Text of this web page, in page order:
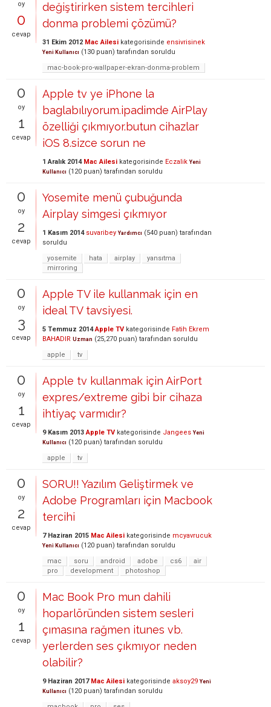
oy
0
cevap
değiştirirken sistem tercihleri
donma problemi çözümü?
31 Ekim 2012 Mac Ailesi kategorisinde ensivrisinek
Yeni Kullanıcı (130 puan) tarafından soruldu
mac-book-pro-wallpaper-ekran-donma-problem
0
oy
1
cevap
Apple tv ye iPhone la
baglabılıyorum.ipadimde AirPlay
özelliği çıkmıyor.butun cihazlar
iOS 8.sizce sorun ne
1 Aralık 2014 Mac Ailesi kategorisinde Eczalik Yeni
Kullanıcı (120 puan) tarafından soruldu
0
oy
2
cevap
Yosemite menü çubuğunda
Airplay simgesi çıkmıyor
1 Kasım 2014 suvaribey Yardımcı (540 puan) tarafından
soruldu
yosemite
hata airplay
yansıtma
mirroring
0
oy
3
cevap
Apple TV ile kullanmak için en
ideal TV tavsiyesi.
5 Temmuz 2014 Apple TV kategorisinde Fatih Ekrem
BAHADIR Uzman (25,270 puan) tarafından soruldu
apple
tv
0
oy
1
cevap
Apple tv kullanmak için AirPort
expres/extreme gibi bir cihaza
ihtiyaç varmıdır?
9 Kasım 2013 Apple TV kategorisinde Jangees Yeni
Kullanıcı (120 puan) tarafından soruldu
apple
tv
0
oy
2
cevap
SORU!! Yazılım Geliştirmek ve
Adobe Programları için Macbook
tercihi
7 Haziran 2015 Mac Ailesi kategorisinde mcyavrucuk
Yeni Kullanıcı (120 puan) tarafından soruldu
mac
soru android adobe cs6
air
pro
development photoshop
0
oy
1
cevap
Mac Book Pro mun dahili
hoparlöründen sistem sesleri
çımasına rağmen itunes vb.
yerlerden ses çıkmıyor neden
olabilir?
9 Haziran 2017 Mac Ailesi kategorisinde aksoy29 Yeni
Kullanıcı (120 puan) tarafından soruldu